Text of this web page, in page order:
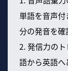
単語を音声
分の発音を確
2. 発信力の
語から英語へ